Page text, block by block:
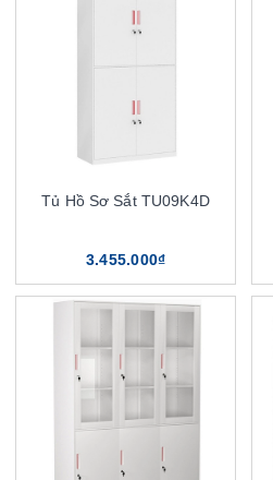
Tủ Hồ Sơ Sắt TU09K4D
3.455.000₫